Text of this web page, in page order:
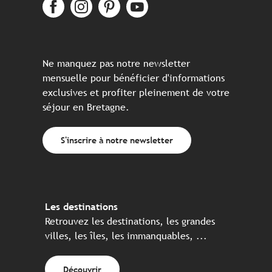
Ne manquez pas notre newsletter
mensuelle pour bénéficier d'informations
exclusives et profiter pleinement de votre
séjour en Bretagne.
S'inscrire à notre newsletter
Les destinations
Retrouvez les destinations, les grandes
villes, les îles, les immanquables, ...
Découvrir